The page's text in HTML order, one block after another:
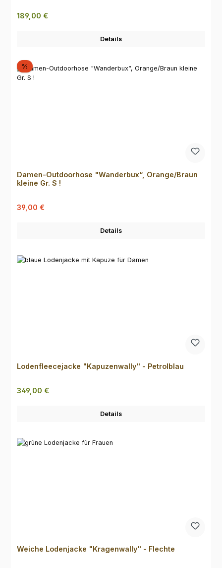
Regulärer Preis:
189,00 €
Details
%Rabatt
Damen-Outdoorhose "Wanderbux“, Orange/Braun
kleine Gr. S !
Verkaufspreis:
39,00 €
Details
Lodenfleecejacke "Kapuzenwally" - Petrolblau
Regulärer Preis:
349,00 €
Details
Weiche Lodenjacke "Kragenwally" - Flechte